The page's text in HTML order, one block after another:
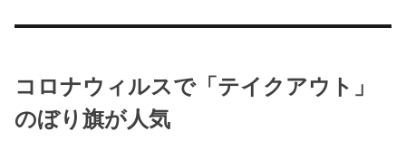
コロナウィルスで「テイクアウト」
のぼり旗が人気